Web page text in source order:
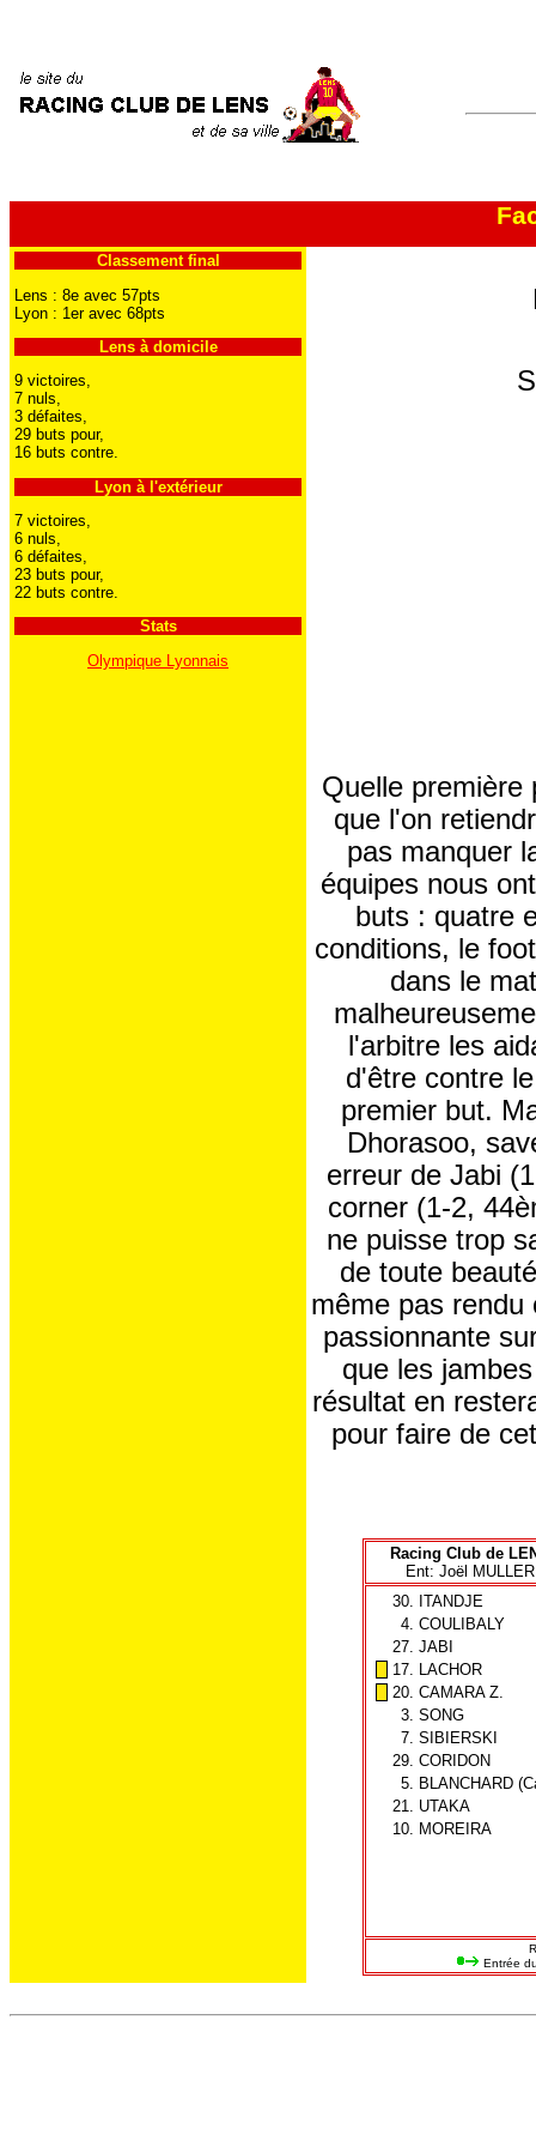
Classement final
Lens : 8e avec 57pts
Lyon : 1er avec 68pts
Lens à domicile
9 victoires,
7 nuls,
3 défaites,
29 buts pour,
16 buts contre.
Lyon à l'extérieur
7 victoires,
6 nuls,
6 défaites,
23 buts pour,
22 buts contre.
Stats
Olympique Lyonnais
Quelle première
que l'on
pas manquer
équipes nous
buts : quatre
conditions, le
dans le
l'arbitre les
d'être contre
premier but.
Dhorasoo,
erreur de Jabi
corner (1-2,
ne puisse trop
de toute
même pas
passionnante
que les
résultat en
pour faire de
Racing Club de
Ent: Joël MULLER
30. ITANDJE
4. COULIBALY
27. JABI
17. LACHOR
20. CAMARA Z.
3. SONG
7. SIBIERSKI
29. CORIDON
5. BLANCHARD
21.
UTAKA
10. MOREIRA
Entrée